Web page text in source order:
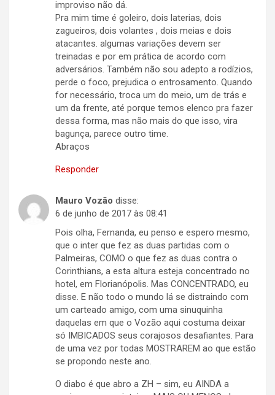
improviso não dá.
Pra mim time é goleiro, dois laterias, dois
zagueiros, dois volantes , dois meias e dois
atacantes. algumas variações devem ser
treinadas e por em prática de acordo com
adversários. Também não sou adepto a rodízios,
perde o foco, prejudica o entrosamento. Quando
for necessário, troca um do meio, um de trás e
um da frente, até porque temos elenco pra fazer
dessa forma, mas não mais do que isso, vira
bagunça, parece outro time.
Abraços
Responder
Mauro Vozão disse:
6 de junho de 2017 às 08:41
Pois olha, Fernanda, eu penso e espero mesmo,
que o inter que fez as duas partidas com o
Palmeiras, COMO o que fez as duas contra o
Corinthians, a esta altura esteja concentrado no
hotel, em Florianópolis. Mas CONCENTRADO, eu
disse. E não todo o mundo lá se distraindo com
um carteado amigo, com uma sinuquinha
daquelas em que o Vozão aqui costuma deixar
só IMBICADOS seus corajosos desafiantes. Para
de uma vez por todas MOSTRAREM ao que estão
se propondo neste ano.
O diabo é que abro a ZH – sim, eu AINDA a